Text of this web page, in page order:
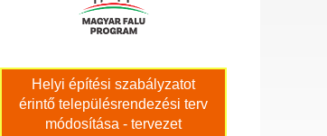
Helyi építési szabályzatot
érintő településrendezési terv
módosítása - tervezet